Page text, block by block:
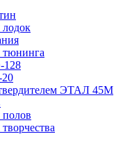
лодок
тюнинга
128
ЭТАЛ 45М
полов